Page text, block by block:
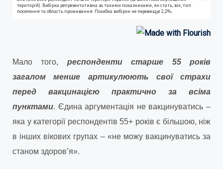
Мало того, респонденти старше 55 років
загалом менше артикулюють свої страхи
перед вакцинацією практично за всіма
пунктами. Єдина аргументація не вакцинуватись –
яка у категорії респондентів 55+ років є більшою, ніж
в інших вікових групах – «не можу вакцинуватись за
станом здоров’я».